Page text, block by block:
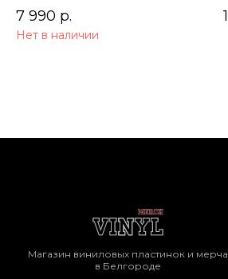
7 990 р.
Нет в наличии
Магазин виниловых пластинок и мерча
в Белгороде